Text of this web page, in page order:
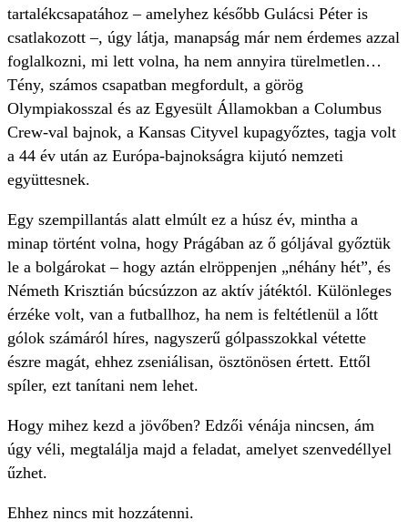
tartalékcsapatához – amelyhez később Gulácsi Péter is
csatlakozott –, úgy látja, manapság már nem érdemes azzal
foglalkozni, mi lett volna, ha nem annyira türelmetlen…
Tény, számos csapatban megfordult, a görög
Olympiakosszal és az Egyesült Államokban a Columbus
Crew-val bajnok, a Kansas Cityvel kupagyőztes, tagja volt
a 44 év után az Európa-bajnokságra kijutó nemzeti
együttesnek.
Egy szempillantás alatt elmúlt ez a húsz év, mintha a
minap történt volna, hogy Prágában az ő góljával győztük
le a bolgárokat – hogy aztán elröppenjen „néhány hét”, és
Németh Krisztián búcsúzzon az aktív játéktól. Különleges
érzéke volt, van a futballhoz, ha nem is feltétlenül a lőtt
gólok számáról híres, nagyszerű gólpasszokkal vétette
észre magát, ehhez zseniálisan, ösztönösen értett. Ettől
spíler, ezt tanítani nem lehet.
Hogy mihez kezd a jövőben? Edzői vénája nincsen, ám
úgy véli, megtalálja majd a feladat, amelyet szenvedéllyel
űzhet.
Ehhez nincs mit hozzátenni.